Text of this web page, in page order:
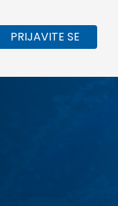
PRIJAVITE SE